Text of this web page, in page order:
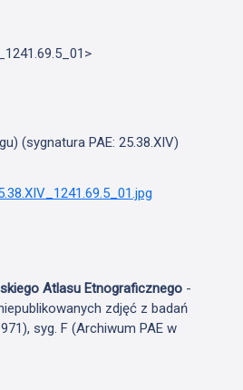
(sygnatura PAE: 25.38.XIV)
Atlasu Etnograficznego -
zdjęć z badań
syg. F (Archiwum PAE w